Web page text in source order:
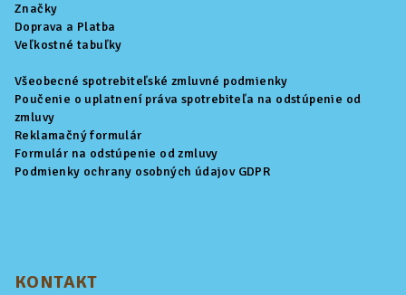
Značky
Doprava a Platba
Veľkostné tabuľky
Všeobecné spotrebiteľské zmluvné podmienky
Poučenie o uplatnení práva spotrebiteľa na odstúpenie od
zmluvy
Reklamačný formulár
Formulár na odstúpenie od zmluvy
Podmienky ochrany osobných údajov GDPR
KONTAKT